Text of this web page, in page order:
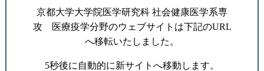
京都大学大学院医学研究科 社会健康医学系専
攻 医療疫学分野のウェブサイトは下記のURL
へ移転いたしました。
5秒後に自動的に新サイトへ移動します。